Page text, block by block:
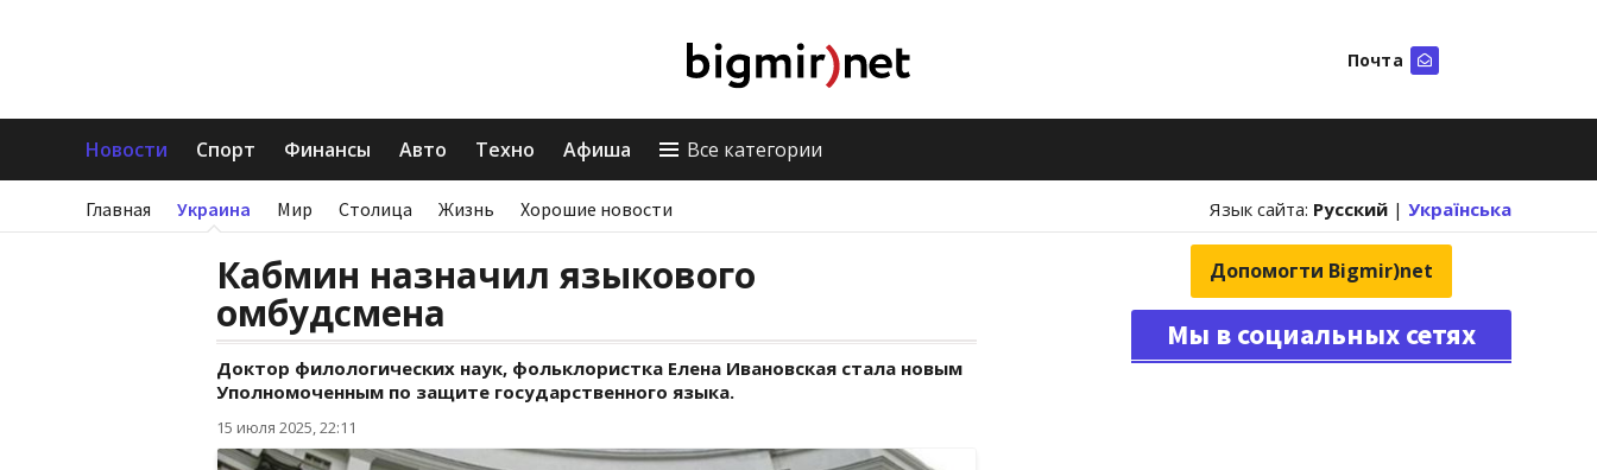
Почта
Новости Спорт Финансы Авто Техно Афиша Все категории
Главная Украина Мир Столица Жизнь Хорошие новости Язык сайта: Русский | Українська
Кабмин назначил языкового
омбудсмена
Доктор филологических наук, фольклористка Елена Ивановская стала новым
Уполномоченным по защите государственного языка.
15 июля 2025, 22:11
Допомогти Bigmir)net
Мы в социальных сетях